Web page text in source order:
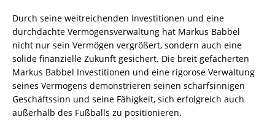
Durch seine weitreichenden Investitionen und eine
durchdachte Vermögensverwaltung hat Markus Babbel
nicht nur sein Vermögen vergrößert, sondern auch eine
solide finanzielle Zukunft gesichert. Die breit gefächerten
Markus Babbel Investitionen und eine rigorose Verwaltung
seines Vermögens demonstrieren seinen scharfsinnigen
Geschäftssinn und seine Fähigkeit, sich erfolgreich auch
außerhalb des Fußballs zu positionieren.